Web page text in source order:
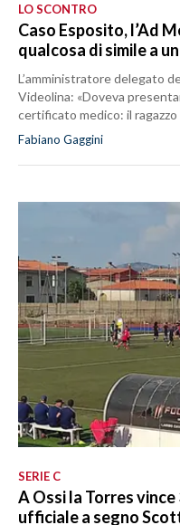
LO SCONTRO
Caso Esposito, l’Ad
qualcosa di simile a
L’amministratore delegato
Videolina: «Doveva
certificato medico: il ragazzo
Fabiano Gaggini
SERIE C
A Ossi la Torres
ufficiale a segno